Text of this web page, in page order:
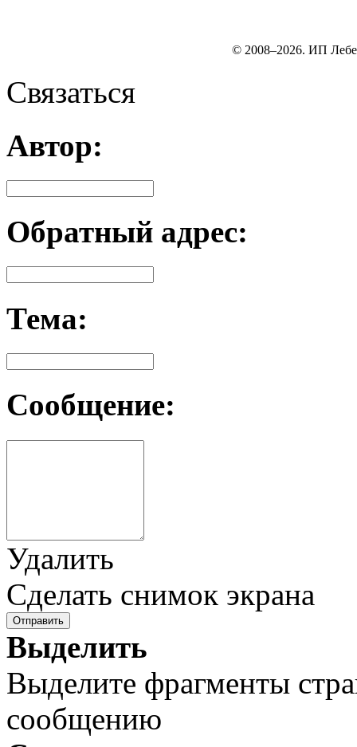
© 2008–2026. ИП
Связаться
Автор:
Обратный адрес:
Тема:
Сообщение:
Удалить
Сделать снимок экрана
Отправить
Выделить
Выделите фрагменты
сообщению